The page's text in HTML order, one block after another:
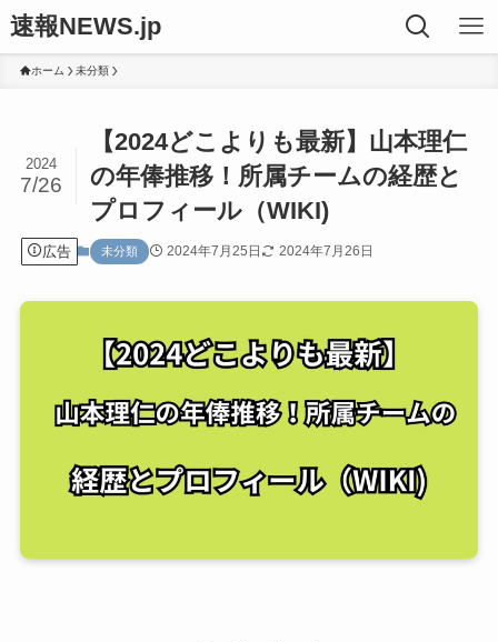
速報NEWS.jp
ホーム 未分類
【2024どこよりも最新】山本理仁
の年俸推移！所属チームの経歴と
プロフィール（WIKI)
2024
7/26
広告 未分類 2024年7月25日 2024年7月26日